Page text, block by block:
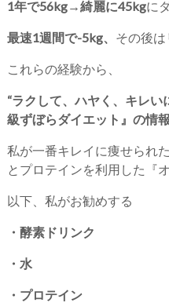
1年で56kg→綺麗に45kgに
最速1週間で-5kg、 その後は
これらの経験から、
“ラクして、ハヤく、キレ
級ずぼらダイエット』の情
私が一番キレイに痩せられ
とプロテインを利用した『
以下、私がお勧めする
・酵素ドリンク
・水
・プロテイン